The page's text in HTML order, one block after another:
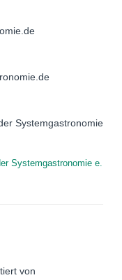
Systemgastronomie
Systemgastronomie e.
von